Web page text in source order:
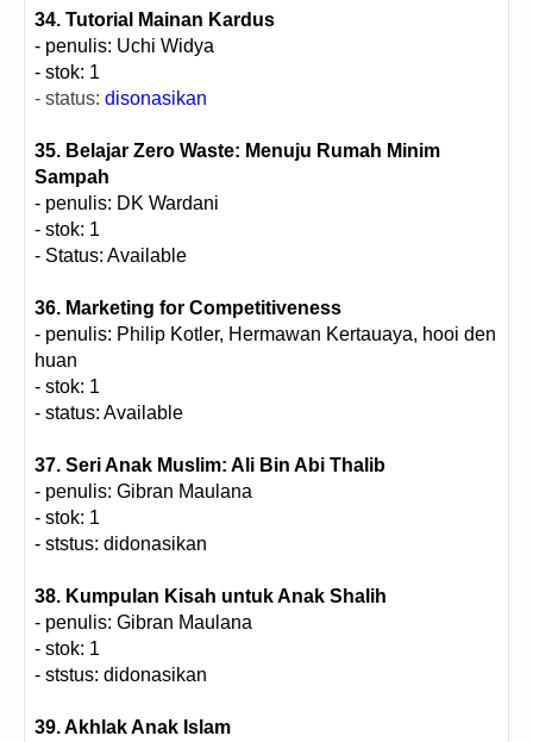
34. Tutorial Mainan Kardus
- penulis: Uchi Widya
- stok: 1
- status: disonasikan
35. Belajar Zero Waste: Menuju Rumah Minim
Sampah
- penulis: DK Wardani
- stok: 1
- Status: Available
36. Marketing for Competitiveness
- penulis: Philip Kotler, Hermawan Kertauaya, hooi den
huan
- stok: 1
- status: Available
37. Seri Anak Muslim: Ali Bin Abi Thalib
- penulis: Gibran Maulana
- stok: 1
- ststus: didonasikan
38. Kumpulan Kisah untuk Anak Shalih
- penulis: Gibran Maulana
- stok: 1
- ststus: didonasikan
39. Akhlak Anak Islam